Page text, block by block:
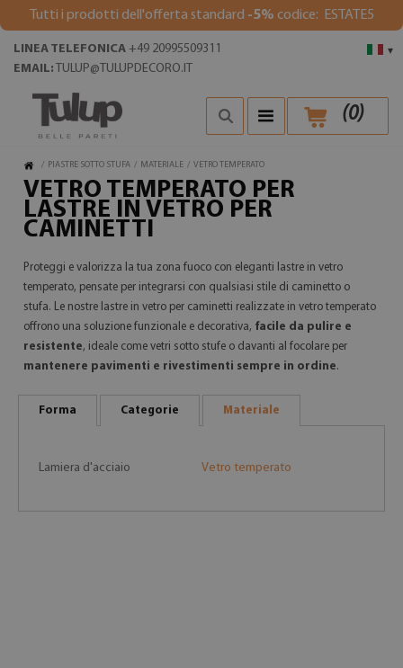
Tutti i prodotti dell'offerta standard -5% codice: ESTATE5
▾
LINEA TELEFONICA +49 20995509311
EMAIL: TULUP@TULUPDECORO.IT
(0)
/ PIASTRE SOTTO STUFA / MATERIALE / VETRO TEMPERATO
VETRO TEMPERATO PER
LASTRE IN VETRO PER
CAMINETTI
Proteggi e valorizza la tua zona fuoco con eleganti lastre in vetro
temperato, pensate per integrarsi con qualsiasi stile di caminetto o
stufa. Le nostre lastre in vetro per caminetti realizzate in vetro temperato
offrono una soluzione funzionale e decorativa, facile da pulire e
resistente, ideale come vetri sotto stufe o davanti al focolare per
mantenere pavimenti e rivestimenti sempre in ordine.
Forma Categorie Materiale
Lamiera d'acciaio Vetro temperato